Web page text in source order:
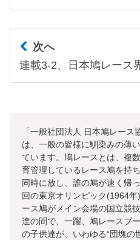
次へ
連載3-2、日本鳩レース
「一般社団法人 日本鳩レー
は、一般の皆様に馴染みの薄
ています。鳩レースとは、複
育管理しているレース鳩を持
同時に放し、誰の鳩が速く帰
回の東京オリンピック(1964
ース鳩がメイン会場の国立競
達の間で、一躍、鳩レースブ
の子供達が、いわゆる“団塊の